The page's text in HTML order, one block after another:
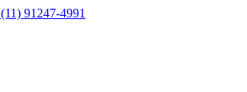
(11) 91247-4991